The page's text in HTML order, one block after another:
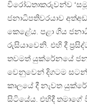
විරෝධතාකරුවන්ව
ජනාධිපතිවරයාව
කෙළේය. පළා ගිය
රුසියාවෙනි. එහි දී
තවමත් යුක්රේනයේ
වෙනුවෙන් දිගටම සටන්
කාලයේ දී නැවත
සිටියේය. එහිදී තමාගේ